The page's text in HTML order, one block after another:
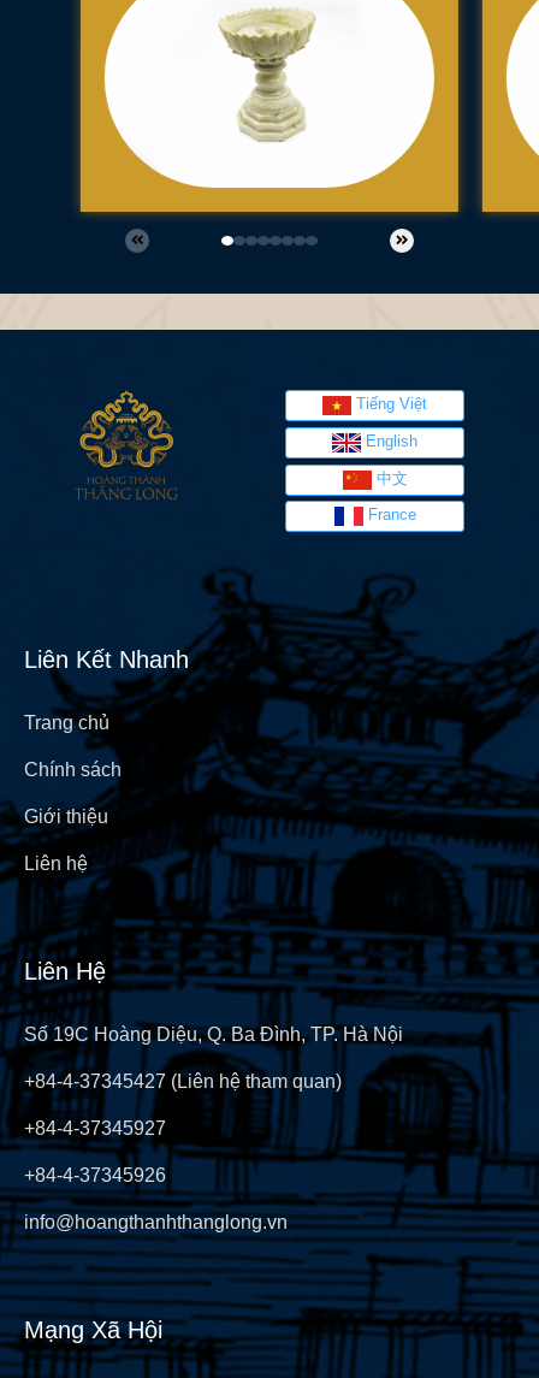
Tiếng Việt
English
中文
France
Liên Kết Nhanh
Trang chủ
Chính sách
Giới thiệu
Liên hệ
Liên Hệ
Số 19C Hoàng Diệu, Q. Ba Đình, TP. Hà Nội
+84-4-37345427 (Liên hệ tham quan)
+84-4-37345927
+84-4-37345926
info@hoangthanhthanglong.vn
Mạng Xã Hội